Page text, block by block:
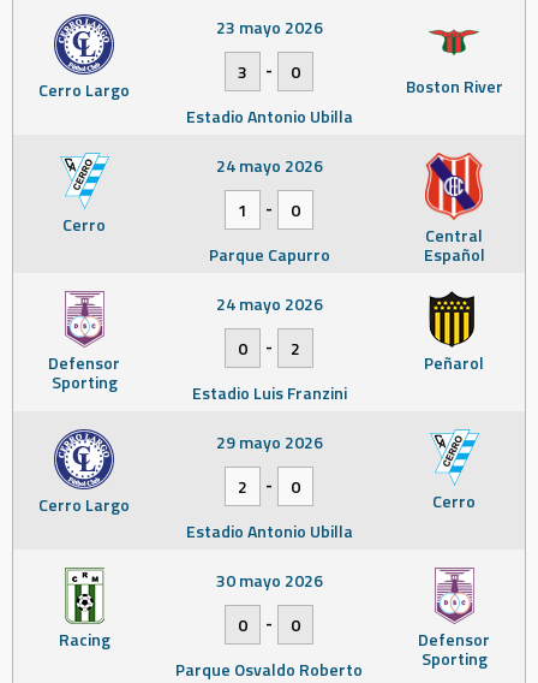
Cerro Largo Boston River
23 mayo 2026
3
-
0
Estadio Antonio Ubilla
Cerro Central
Español
24 mayo 2026
1
-
0
Parque Capurro
Defensor
Sporting
Peñarol
24 mayo 2026
0
-
2
Estadio Luis Franzini
Cerro Largo Cerro
29 mayo 2026
2
-
0
Estadio Antonio Ubilla
Racing Defensor
Sporting
30 mayo 2026
0
-
0
Parque Osvaldo Roberto